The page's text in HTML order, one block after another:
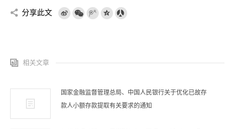
分享此文
相关文章
国家金融监督管理总局、中国人民银行关于优化已故存
款人小额存款提取有关要求的通知